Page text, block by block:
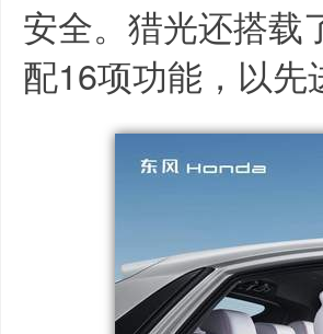
安全。猎光还搭载
配16项功能，以